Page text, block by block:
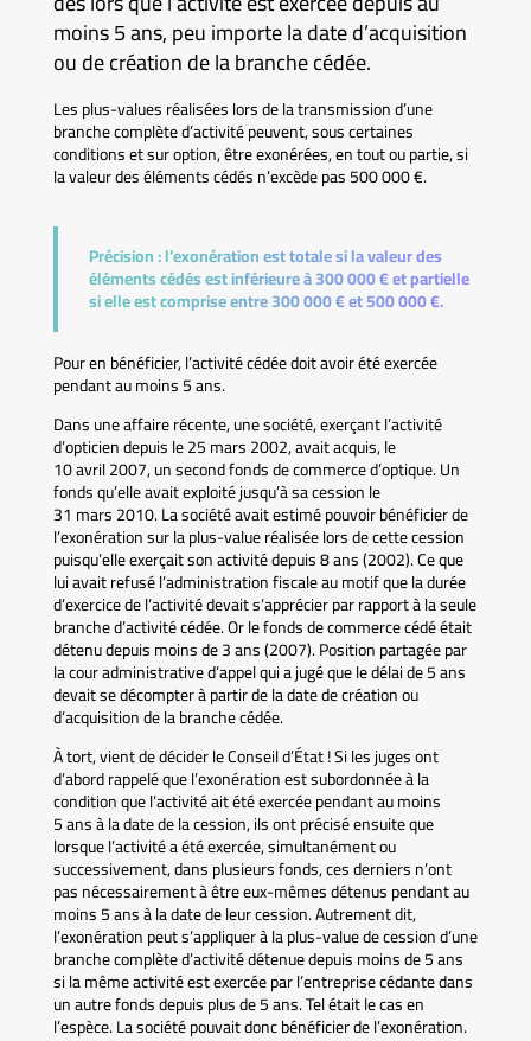
moins 5 ans, peu importe la date d’acquisition
ou de création de la branche cédée.
Les plus-values réalisées lors de la transmission d’une
branche complète d’activité peuvent, sous certaines
conditions et sur option, être exonérées, en tout ou partie, si
la valeur des éléments cédés n’excède pas 500 000 €.
Précision :l’exonération est totale si la valeur des
éléments cédés est inférieure à 300 000 € et partielle
si elle est comprise entre 300 000 € et 500 000 €.
Pour en bénéficier, l’activité cédée doit avoir été exercée
pendant au moins 5 ans.
Dans une affaire récente, une société, exerçant l’activité
d’opticien depuis le 25 mars 2002, avait acquis, le
10 avril 2007, un second fonds de commerce d’optique. Un
fonds qu’elle avait exploité jusqu’à sa cession le
31 mars 2010. La société avait estimé pouvoir bénéficier de
l’exonération sur la plus-value réalisée lors de cette cession
puisqu’elle exerçait son activité depuis 8 ans (2002). Ce que
lui avait refusé l’administration fiscale au motif que la durée
d’exercice de l’activité devait s’apprécier par rapport à la seule
branche d’activité cédée. Or le fonds de commerce cédé était
détenu depuis moins de 3 ans (2007). Position partagée par
la cour administrative d’appel qui a jugé que le délai de 5 ans
devait se décompter à partir de la date de création ou
d’acquisition de la branche cédée.
À tort, vient de décider le Conseil d’État ! Si les juges ont
d’abord rappelé que l’exonération est subordonnée à la
condition que l’activité ait été exercée pendant au moins
5 ans à la date de la cession, ils ont précisé ensuite que
lorsque l’activité a été exercée, simultanément ou
successivement, dans plusieurs fonds, ces derniers n’ont
pas nécessairement à être eux-mêmes détenus pendant au
moins 5 ans à la date de leur cession. Autrement dit,
l’exonération peut s’appliquer à la plus-value de cession d’une
branche complète d’activité détenue depuis moins de 5 ans
si la même activité est exercée par l’entreprise cédante dans
un autre fonds depuis plus de 5 ans. Tel était le cas en
l’espèce. La société pouvait donc bénéficier de l’exonération.